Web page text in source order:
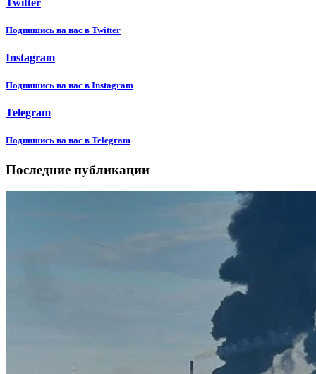
Подпишиcь на нас в Twitter
Instagram
Подпишиcь на нас в Instagram
Telegram
Подпишиcь на нас в Telegram
Последние публикации